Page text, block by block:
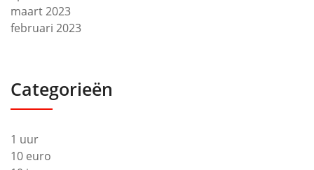
maart 2023
februari 2023
Categorieën
1 uur
10 euro